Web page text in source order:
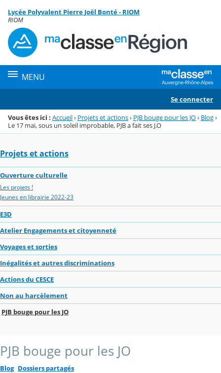
Menu de la rubrique
Contenu
Lycée Polyvalent Pierre Joël Bonté - RIOM
RIOM
MENU
Se connecter
Vous êtes ici : Accueil› Projets et actions› PJB bouge pour les JO› Blog›
Le 17 mai, sous un soleil improbable, PJB a fait ses J.O
Projets et actions
Ouverture culturelle
Les projets !
Jeunes en librairie 2022-23
E3D
Atelier Engagements et citoyenneté
Voyages et sorties
Inégalités et autres discriminations
Actions du CESCE
Non au harcèlement
PJB bouge pour les JO
PJB bouge pour les JO
Blog Dossiers partagés